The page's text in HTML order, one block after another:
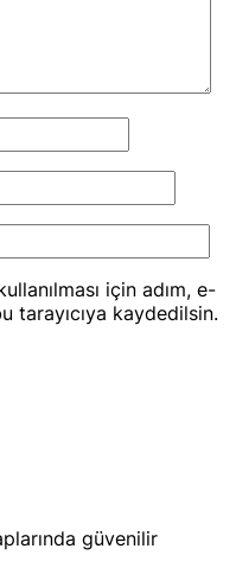
için adım, e-
tarayıcıya kaydedilsin.
güvenilir